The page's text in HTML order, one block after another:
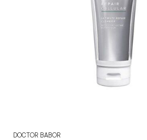
DOCTOR BABOR